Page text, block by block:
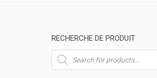
RECHERCHE DE PRODUIT
Recherche
de
produits